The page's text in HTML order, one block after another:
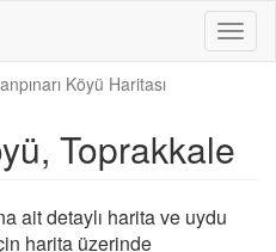
Köyü Haritası
Toprakkale
ait detaylı harita ve uydu
harita üzerinde